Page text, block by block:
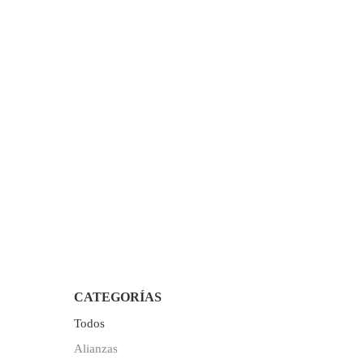
CATEGORÍAS
Todos
Alianzas